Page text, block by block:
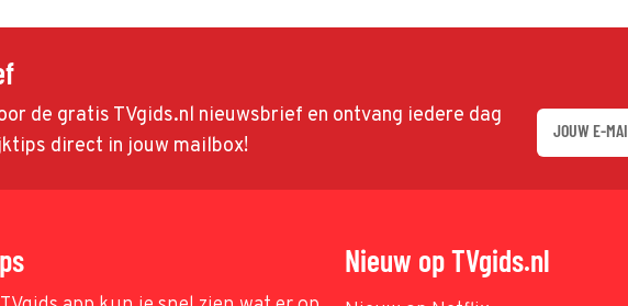
de gratis TVgids.nl nieuwsbrief en ontvang iedere dag
direct in jouw mailbox!
Nieuw op TVgids.nl